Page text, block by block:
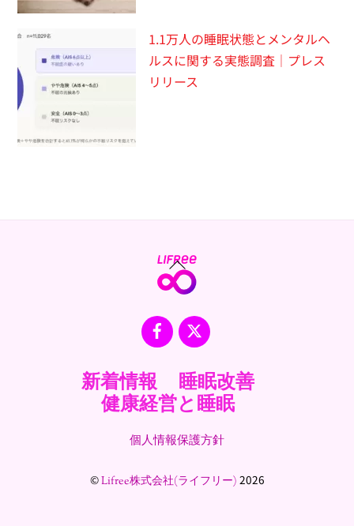
1.1万人の睡眠状態とメンタルヘ
ルスに関する実態調査｜プレス
リリース
Back
To
Facebook
X
新着情報
睡眠改善
健康経営と睡眠
個人情報保護方針
©Lifree株式会社(ライフリー) 2026